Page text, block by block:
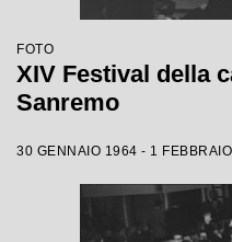
FOTO
XIV Festival della
Sanremo
30 GENNAIO 1964 - 1